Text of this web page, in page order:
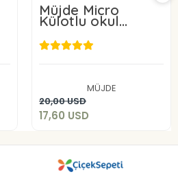
Müjde Micro
Külotlu okul
çorabı 50 Denye 3
ADET
MÜJDE
20,00 USD
17,60 USD
Sepete Ekle